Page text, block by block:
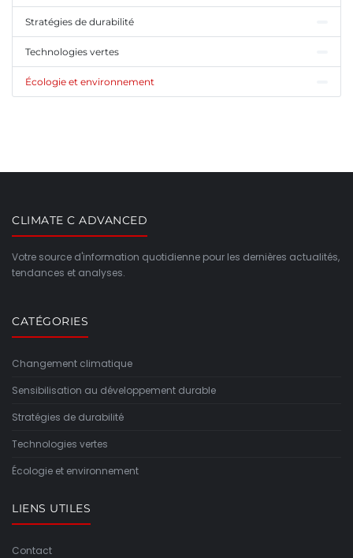
Stratégies de durabilité
Technologies vertes
Écologie et environnement
CLIMATE C ADVANCED
Votre source d'information quotidienne pour les dernières actualités,
tendances et analyses.
CATÉGORIES
Changement climatique
Sensibilisation au développement durable
Stratégies de durabilité
Technologies vertes
Écologie et environnement
LIENS UTILES
Contact